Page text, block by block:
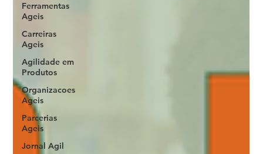
Ferramentas
Ageis
Carreiras
Ageis
Agilidade em
Produtos
Organizacoes
Ageis
Parcerias
Ageis
Jornal Agil